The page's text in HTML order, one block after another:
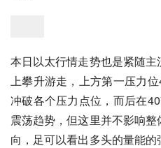
本日以太行情走势也是紧随
上攀升游走，上方第一压力
冲破各个压力点位，而后在
震荡趋势，但这里并不影响
向，足可以看出多头的量能